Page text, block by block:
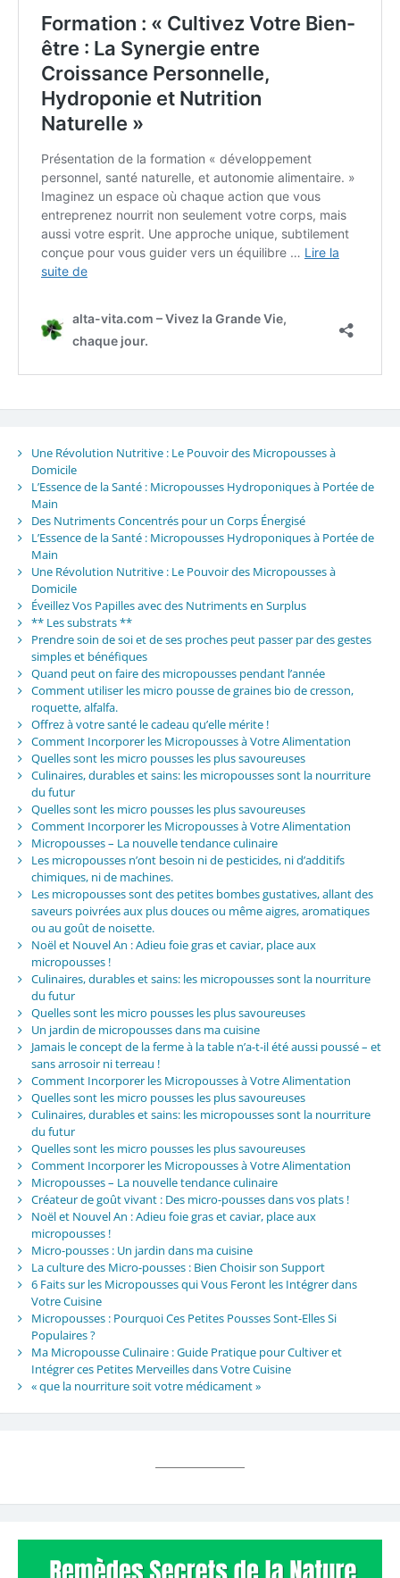
Une Révolution Nutritive : Le Pouvoir des Micropousses à
Domicile
L’Essence de la Santé : Micropousses Hydroponiques à Portée de
Main
Des Nutriments Concentrés pour un Corps Énergisé
L’Essence de la Santé : Micropousses Hydroponiques à Portée de
Main
Une Révolution Nutritive : Le Pouvoir des Micropousses à
Domicile
Éveillez Vos Papilles avec des Nutriments en Surplus
** Les substrats **
Prendre soin de soi et de ses proches peut passer par des gestes
simples et bénéfiques
Quand peut on faire des micropousses pendant l’année
Comment utiliser les micro pousse de graines bio de cresson,
roquette, alfalfa.
Offrez à votre santé le cadeau qu’elle mérite !
Comment Incorporer les Micropousses à Votre Alimentation
Quelles sont les micro pousses les plus savoureuses
Culinaires, durables et sains: les micropousses sont la nourriture
du futur
Quelles sont les micro pousses les plus savoureuses
Comment Incorporer les Micropousses à Votre Alimentation
Micropousses – La nouvelle tendance culinaire
Les micropousses n’ont besoin ni de pesticides, ni d’additifs
chimiques, ni de machines.
Les micropousses sont des petites bombes gustatives, allant des
saveurs poivrées aux plus douces ou même aigres, aromatiques
ou au goût de noisette.
Noël et Nouvel An : Adieu foie gras et caviar, place aux
micropousses !
Culinaires, durables et sains: les micropousses sont la nourriture
du futur
Quelles sont les micro pousses les plus savoureuses
Un jardin de micropousses dans ma cuisine
Jamais le concept de la ferme à la table n’a-t-il été aussi poussé – et
sans arrosoir ni terreau !
Comment Incorporer les Micropousses à Votre Alimentation
Quelles sont les micro pousses les plus savoureuses
Culinaires, durables et sains: les micropousses sont la nourriture
du futur
Quelles sont les micro pousses les plus savoureuses
Comment Incorporer les Micropousses à Votre Alimentation
Micropousses – La nouvelle tendance culinaire
Créateur de goût vivant : Des micro-pousses dans vos plats !
Noël et Nouvel An : Adieu foie gras et caviar, place aux
micropousses !
Micro-pousses : Un jardin dans ma cuisine
La culture des Micro-pousses : Bien Choisir son Support
6 Faits sur les Micropousses qui Vous Feront les Intégrer dans
Votre Cuisine
Micropousses : Pourquoi Ces Petites Pousses Sont-Elles Si
Populaires ?
Ma Micropousse Culinaire : Guide Pratique pour Cultiver et
Intégrer ces Petites Merveilles dans Votre Cuisine
« que la nourriture soit votre médicament »